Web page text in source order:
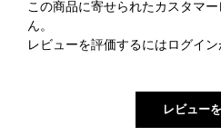
この商品に寄せられたカスタマ
ん。
レビューを評価するには ログイン